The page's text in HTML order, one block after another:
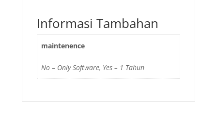
Informasi Tambahan
maintenence
No – Only Software, Yes – 1 Tahun